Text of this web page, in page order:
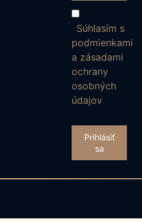
Súhlasím s
podmienkami
a zásadami
ochrany
osobných
údajov